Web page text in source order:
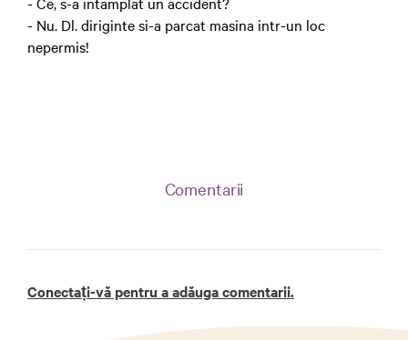
- Nu. Dl. diriginte si-a parcat masina intr-un loc
nepermis!
Comentarii
Conectați-vă pentru a adăuga comentarii.